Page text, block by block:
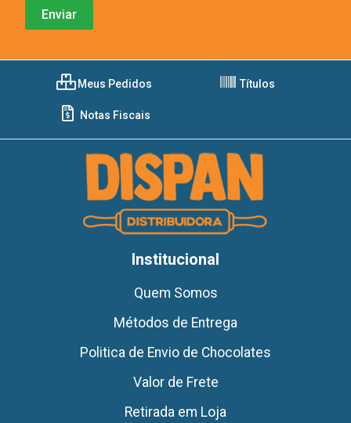
Meus Pedidos Títulos
Notas Fiscais
Institucional
Quem Somos
Métodos de Entrega
Politica de Envio de Chocolates
Valor de Frete
Retirada em Loja